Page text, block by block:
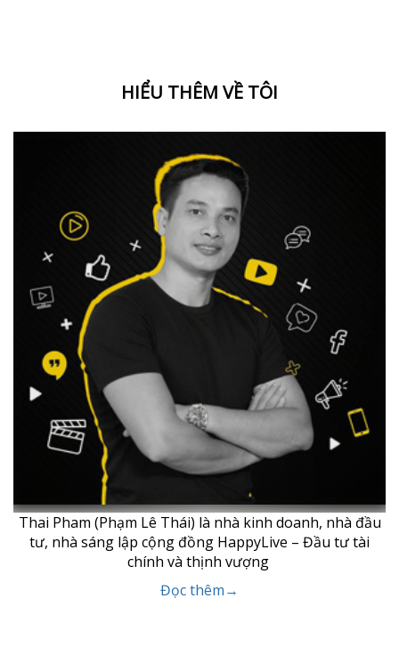
HIỂU THÊM VỀ TÔI
Thai Pham (Phạm Lê Thái) là nhà kinh doanh, nhà đầu
tư, nhà sáng lập cộng đồng HappyLive – Đầu tư tài
chính và thịnh vượng
Đọc thêm→